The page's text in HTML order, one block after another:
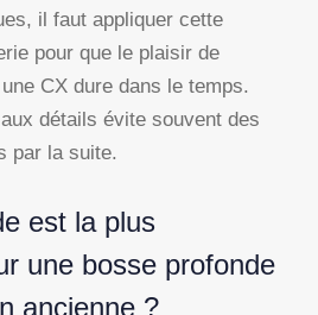
il faut appliquer cette
pour que le plaisir de
CX dure dans le temps.
détails évite souvent des
par la suite.
est la plus
une bosse profonde
ancienne ?